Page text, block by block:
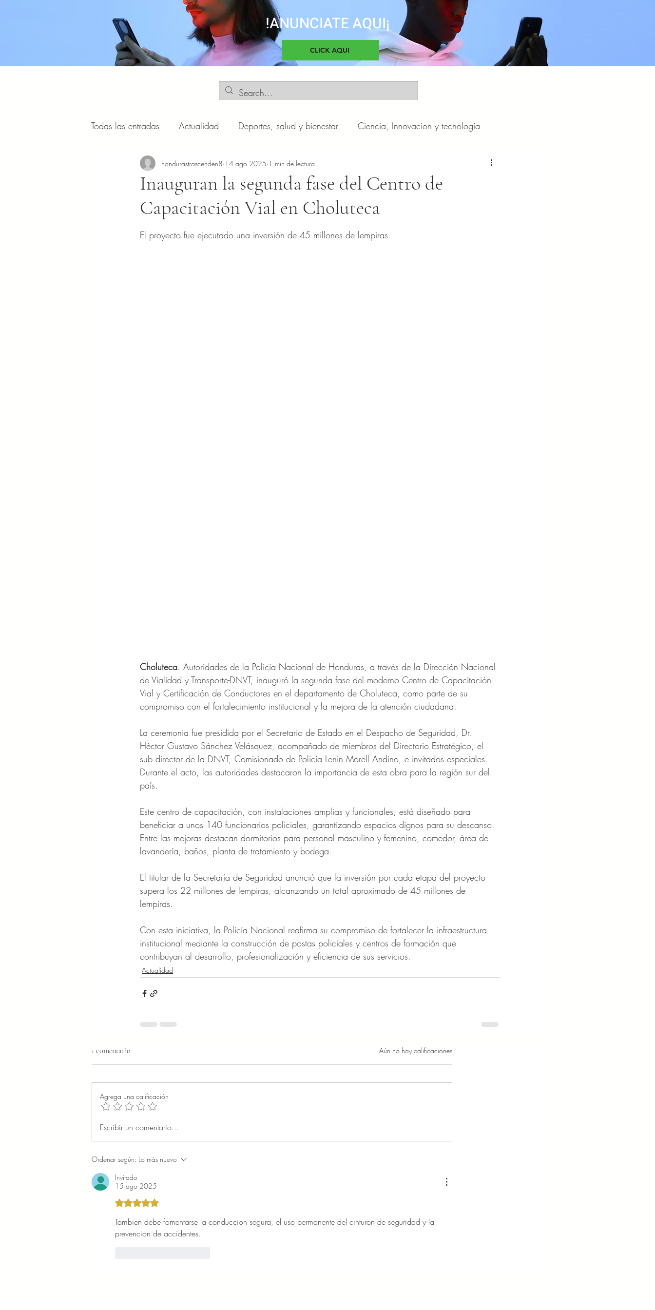
!ANUNCIATE AQUI¡
CLICK AQUI
Todas las entradas Actualidad Deportes, salud y bienestar Ciencia, Innovacion y tecnología
Estilo de vida, viajes y turismo Negocios y Emprendimientos Cultura, sociedad y entretenimiento
Portal Internacional Mascotas Automóviles Novedades
Inauguran la segunda fase del Centro de
Capacitación Vial en Choluteca
hondurastrascenden8 14 ago 2025 1 min de lectura
El proyecto fue ejecutado una inversión de 45 millones de lempiras.
Choluteca. Autoridades de la Policía Nacional de Honduras, a través de la Dirección Nacional
de Vialidad y Transporte-DNVT, inauguró la segunda fase del moderno Centro de Capacitación
Vial y Certificación de Conductores en el departamento de Choluteca, como parte de su
compromiso con el fortalecimiento institucional y la mejora de la atención ciudadana.
La ceremonia fue presidida por el Secretario de Estado en el Despacho de Seguridad, Dr.
Héctor Gustavo Sánchez Velásquez, acompañado de miembros del Directorio Estratégico, el
sub director de la DNVT, Comisionado de Policía Lenin Morell Andino, e invitados especiales.
Durante el acto, las autoridades destacaron la importancia de esta obra para la región sur del
país.
Este centro de capacitación, con instalaciones amplias y funcionales, está diseñado para
beneficiar a unos 140 funcionarios policiales, garantizando espacios dignos para su descanso.
Entre las mejoras destacan dormitorios para personal masculino y femenino, comedor, área de
lavandería, baños, planta de tratamiento y bodega.
El titular de la Secretaría de Seguridad anunció que la inversión por cada etapa del proyecto
supera los 22 millones de lempiras, alcanzando un total aproximado de 45 millones de
lempiras.
Con esta iniciativa, la Policía Nacional reafirma su compromiso de fortalecer la infraestructura
institucional mediante la construcción de postas policiales y centros de formación que
contribuyan al desarrollo, profesionalización y eficiencia de sus servicios.
Actualidad
1 comentario Obtuvo 0 de 5 estrellas.
Aún no hay calificaciones
Agrega una calificación
Escribir un comentario...
Ordenar según: Lo más nuevo
Invitado
15 ago 2025
Obtuvo 5 de 5 estrellas.
Tambien debe fomentarse la conduccion segura, el uso permanente del cinturon de seguridad y la
prevencion de accidentes.